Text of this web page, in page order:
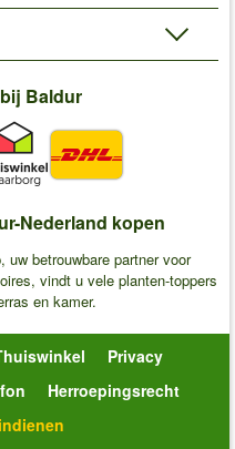
Baldur
Nederland kopen
uw betrouwbare partner voor
vindt u vele planten-toppers
en kamer.
Privacy
Herroepingsrecht